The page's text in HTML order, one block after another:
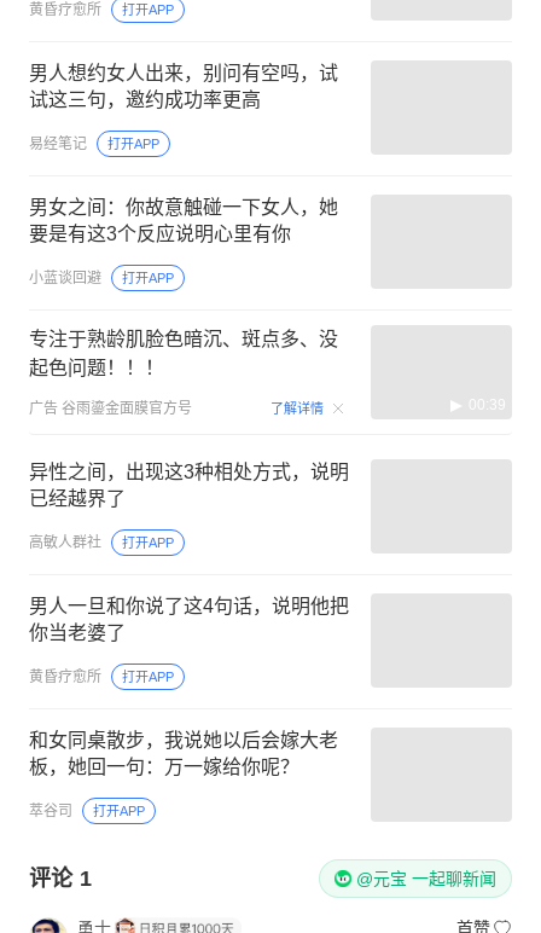
黄昏疗愈所 打开APP
男人想约女人出来，别问有空吗，试
试这三句，邀约成功率更高
易经笔记 打开APP
男女之间：你故意触碰一下女人，她
要是有这3个反应说明心里有你
小蓝谈回避 打开APP
专注于熟龄肌脸色暗沉、斑点多、没
起色问题！！！
广告 谷雨鎏金面膜官方号 了解详情 00:39
异性之间，出现这3种相处方式，说明
已经越界了
高敏人群社 打开APP
男人一旦和你说了这4句话，说明他把
你当老婆了
黄昏疗愈所 打开APP
和女同桌散步，我说她以后会嫁大老
板，她回一句：万一嫁给你呢？
萃谷司 打开APP
评论 1 @元宝 一起聊新闻
勇士 首赞